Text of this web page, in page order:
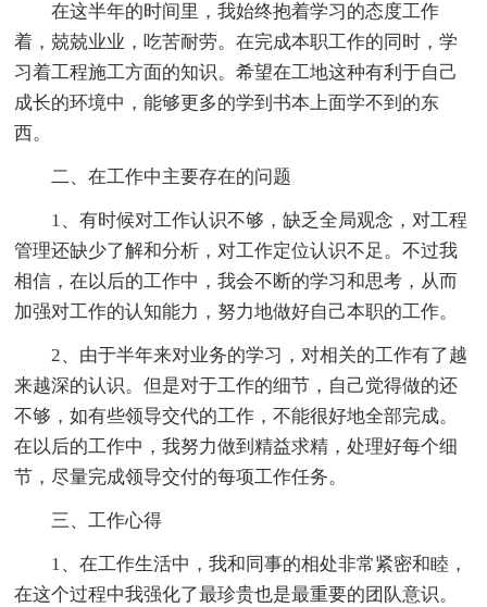
在这半年的时间里，我始终抱着学习的态度工作
着，兢兢业业，吃苦耐劳。在完成本职工作的同时，学
习着工程施工方面的知识。希望在工地这种有利于自己
成长的环境中，能够更多的学到书本上面学不到的东
西。
二、在工作中主要存在的问题
1、有时候对工作认识不够，缺乏全局观念，对工程
管理还缺少了解和分析，对工作定位认识不足。不过我
相信，在以后的工作中，我会不断的学习和思考，从而
加强对工作的认知能力，努力地做好自己本职的工作。
2、由于半年来对业务的学习，对相关的工作有了越
来越深的认识。但是对于工作的细节，自己觉得做的还
不够，如有些领导交代的工作，不能很好地全部完成。
在以后的工作中，我努力做到精益求精，处理好每个细
节，尽量完成领导交付的每项工作任务。
三、工作心得
1、在工作生活中，我和同事的相处非常紧密和睦，
在这个过程中我强化了最珍贵也是最重要的团队意识。